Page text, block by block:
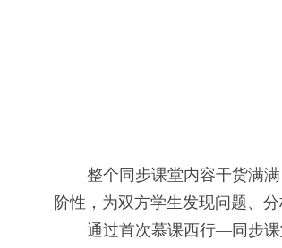
整个同步课堂内容干货满
阶性，为双方学生发现问题、
通过首次慕课西行—同步课